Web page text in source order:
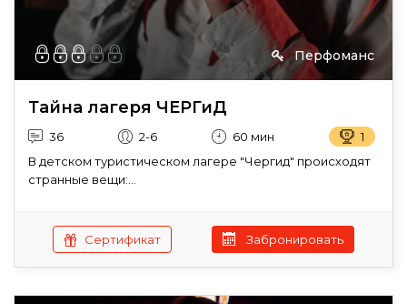
Перфоманс
Тайна лагеря ЧЕРГиД
36 2-6 60 мин
1
В детском туристическом лагере "Чергид" происходят
странные вещи:...
Сертификат Забронировать